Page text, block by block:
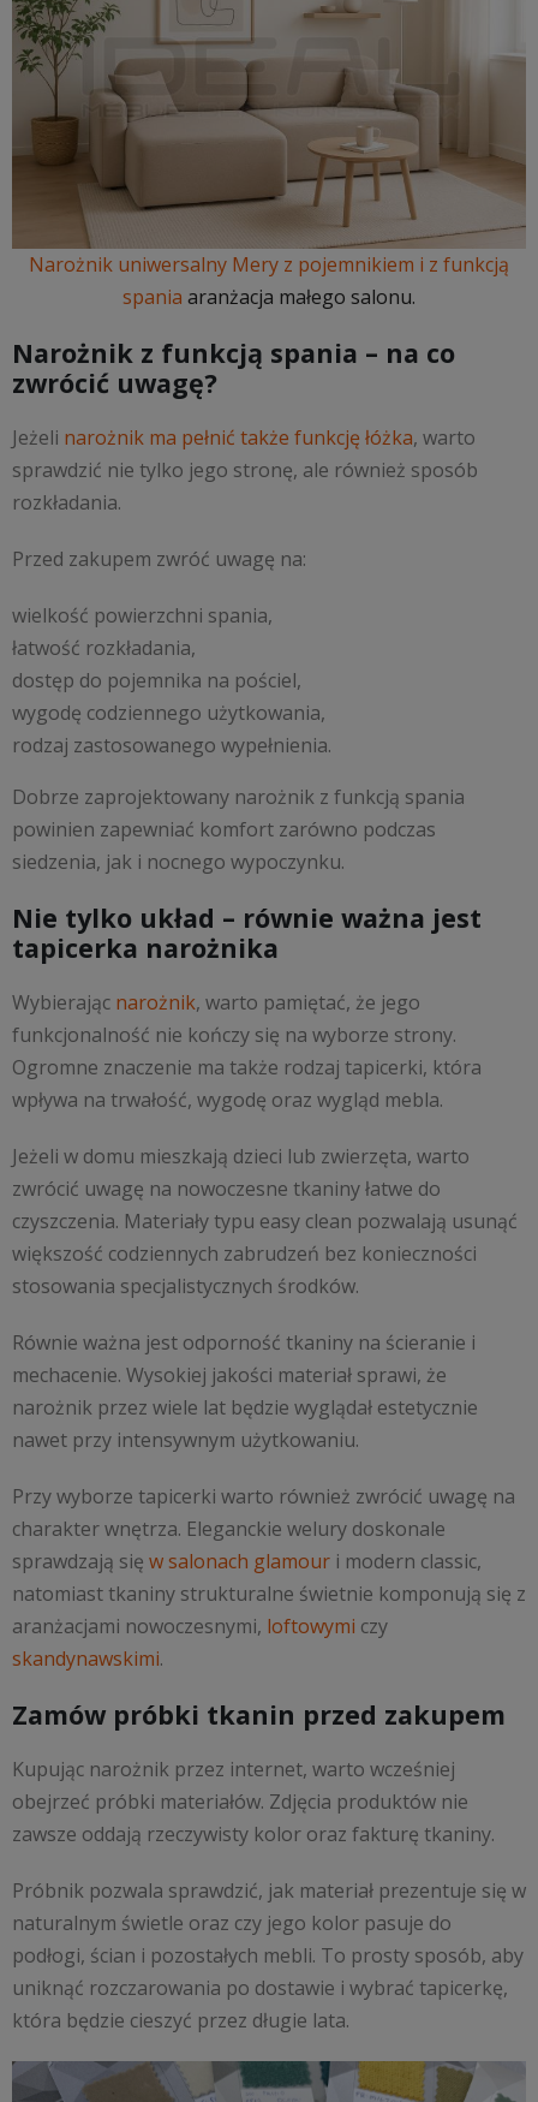
Narożnik uniwersalny Mery z pojemnikiem i z funkcją
spania aranżacja małego salonu.
Narożnik z funkcją spania – na co
zwrócić uwagę?
Jeżeli narożnik ma pełnić także funkcję łóżka, warto
sprawdzić nie tylko jego stronę, ale również sposób
rozkładania.
Przed zakupem zwróć uwagę na:
wielkość powierzchni spania,
łatwość rozkładania,
dostęp do pojemnika na pościel,
wygodę codziennego użytkowania,
rodzaj zastosowanego wypełnienia.
Dobrze zaprojektowany narożnik z funkcją spania
powinien zapewniać komfort zarówno podczas
siedzenia, jak i nocnego wypoczynku.
Nie tylko układ – równie ważna jest
tapicerka narożnika
Wybierając narożnik, warto pamiętać, że jego
funkcjonalność nie kończy się na wyborze strony.
Ogromne znaczenie ma także rodzaj tapicerki, która
wpływa na trwałość, wygodę oraz wygląd mebla.
Jeżeli w domu mieszkają dzieci lub zwierzęta, warto
zwrócić uwagę na nowoczesne tkaniny łatwe do
czyszczenia. Materiały typu easy clean pozwalają usunąć
większość codziennych zabrudzeń bez konieczności
stosowania specjalistycznych środków.
Równie ważna jest odporność tkaniny na ścieranie i
mechacenie. Wysokiej jakości materiał sprawi, że
narożnik przez wiele lat będzie wyglądał estetycznie
nawet przy intensywnym użytkowaniu.
Przy wyborze tapicerki warto również zwrócić uwagę na
charakter wnętrza. Eleganckie welury doskonale
sprawdzają się w salonach glamour i modern classic,
natomiast tkaniny strukturalne świetnie komponują się z
aranżacjami nowoczesnymi, loftowymi czy
skandynawskimi.
Zamów próbki tkanin przed zakupem
Kupując narożnik przez internet, warto wcześniej
obejrzeć próbki materiałów. Zdjęcia produktów nie
zawsze oddają rzeczywisty kolor oraz fakturę tkaniny.
Próbnik pozwala sprawdzić, jak materiał prezentuje się w
naturalnym świetle oraz czy jego kolor pasuje do
podłogi, ścian i pozostałych mebli. To prosty sposób, aby
uniknąć rozczarowania po dostawie i wybrać tapicerkę,
która będzie cieszyć przez długie lata.